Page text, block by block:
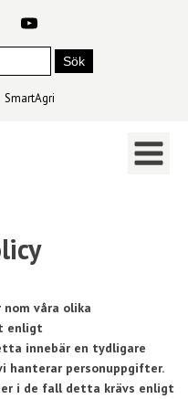
SmartAgri
våra olika
enligt
innebär en tydligare
hanterar personuppgifter.
i de fall detta krävs enligt